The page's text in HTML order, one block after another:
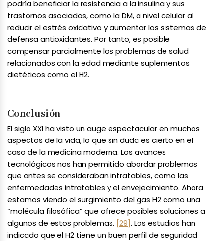
podría beneficiar la resistencia a la insulina y sus
trastornos asociados, como la DM, a nivel celular al
reducir el estrés oxidativo y aumentar los sistemas de
defensa antioxidantes. Por tanto, es posible
compensar parcialmente los problemas de salud
relacionados con la edad mediante suplementos
dietéticos como el H2.
Conclusión
El siglo XXI ha visto un auge espectacular en muchos
aspectos de la vida, lo que sin duda es cierto en el
caso de la medicina moderna. Los avances
tecnológicos nos han permitido abordar problemas
que antes se consideraban intratables, como las
enfermedades intratables y el envejecimiento. Ahora
estamos viendo el surgimiento del gas H2 como una
“molécula filosófica” que ofrece posibles soluciones a
algunos de estos problemas. [29]. Los estudios han
indicado que el H2 tiene un buen perfil de seguridad